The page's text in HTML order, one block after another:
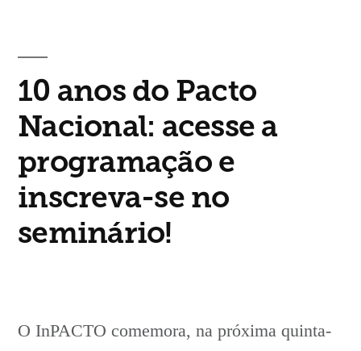
trabalho
escravo
em
comemoração
10
10 anos do Pacto
Nacional: acesse a
programação e
inscreva-se no
seminário!
O InPACTO comemora, na próxima quinta-